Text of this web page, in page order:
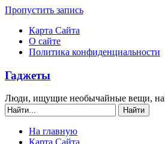
Пропустить запись
Карта Сайта
О сайте
Политика конфиденциальности
Гаджеты
Люди, ищущие необычайные вещи,
На главную